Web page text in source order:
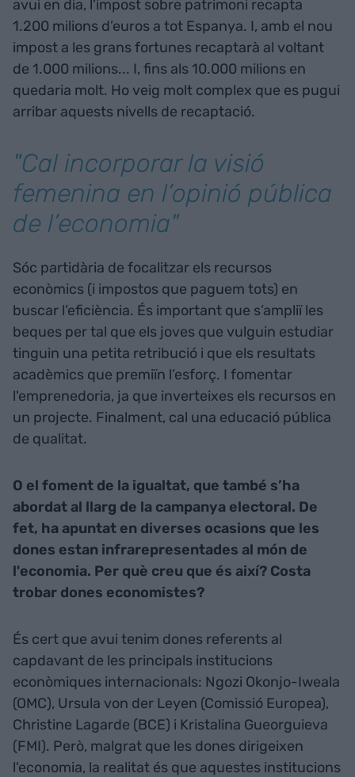
avui en dia, l’impost sobre patrimoni recapta
1.200 milions d’euros a tot Espanya. I, amb el nou
impost a les grans fortunes recaptarà al voltant
de 1.000 milions... I, fins als 10.000 milions en
quedaria molt. Ho veig molt complex que es pugui
arribar aquests nivells de recaptació.
"Cal incorporar la visió
femenina en l’opinió pública
de l’economia"
Sóc partidària de focalitzar els recursos
econòmics (i impostos que paguem tots) en
buscar l’eficiència. És important que s’ampliï les
beques per tal que els joves que vulguin estudiar
tinguin una petita retribució i que els resultats
acadèmics que premiïn l’esforç. I fomentar
l'emprenedoria, ja que inverteixes els recursos en
un projecte. Finalment, cal una educació pública
de qualitat.
O el foment de la igualtat, que també s’ha
abordat al llarg de la campanya electoral. De
fet, ha apuntat en diverses ocasions que les
dones estan infrarepresentades al món de
l'economia. Per què creu que és així? Costa
trobar dones economistes?
És cert que avui tenim dones referents al
capdavant de les principals institucions
econòmiques internacionals: Ngozi Okonjo-Iweala
(OMC), Ursula von der Leyen (Comissió Europea),
Christine Lagarde (BCE) i Kristalina Gueorguieva
(FMI). Però, malgrat que les dones dirigeixen
l'economia, la realitat és que aquestes institucions